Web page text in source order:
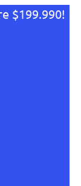
$199.990!